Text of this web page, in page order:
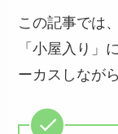
この記事では
「小屋入り」
ーカスしなが